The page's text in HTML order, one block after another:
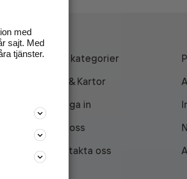
Alla kategorier
API & Kartor
Logga in
Om oss
Kontakta oss
med
sajt. Med
tjänster.